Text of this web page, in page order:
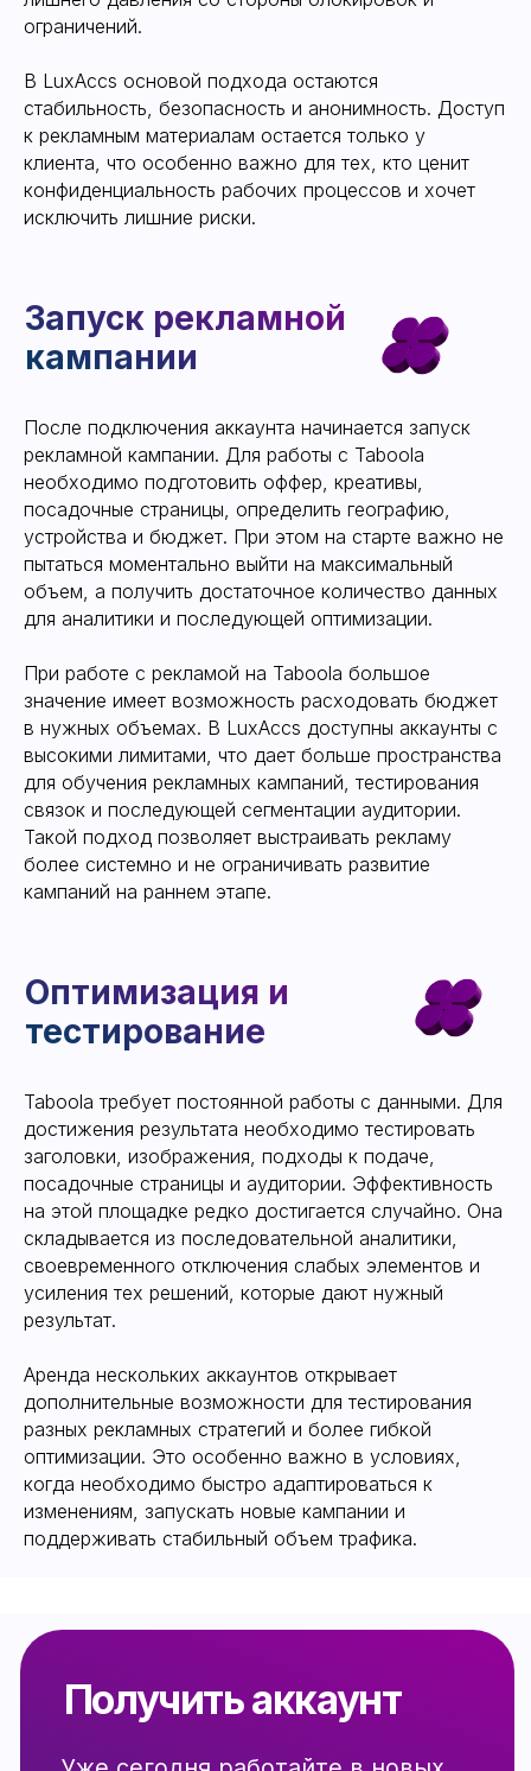
ограничений.
В LuxAccs основой подхода остаются
стабильность, безопасность и анонимность. Доступ
к рекламным материалам остается только у
клиента, что особенно важно для тех, кто ценит
конфиденциальность рабочих процессов и хочет
исключить лишние риски.
После подключения аккаунта начинается запуск
рекламной кампании. Для работы с Taboola
необходимо подготовить оффер, креативы,
посадочные страницы, определить географию,
устройства и бюджет. При этом на старте важно не
пытаться моментально выйти на максимальный
объем, а получить достаточное количество данных
для аналитики и последующей оптимизации.
При работе с рекламой на Taboola большое
значение имеет возможность расходовать бюджет
в нужных объемах. В LuxAccs доступны аккаунты с
высокими лимитами, что дает больше пространства
для обучения рекламных кампаний, тестирования
связок и последующей сегментации аудитории.
Такой подход позволяет выстраивать рекламу
более системно и не ограничивать развитие
кампаний на раннем этапе.
Taboola требует постоянной работы с данными. Для
достижения результата необходимо тестировать
заголовки, изображения, подходы к подаче,
посадочные страницы и аудитории. Эффективность
на этой площадке редко достигается случайно. Она
складывается из последовательной аналитики,
своевременного отключения слабых элементов и
усиления тех решений, которые дают нужный
результат.
Аренда нескольких аккаунтов открывает
дополнительные возможности для тестирования
разных рекламных стратегий и более гибкой
оптимизации. Это особенно важно в условиях,
когда необходимо быстро адаптироваться к
изменениям, запускать новые кампании и
поддерживать стабильный объем трафика.
баны и ограничения.
Оставьте свой контакт, менеджер
свяжется с вами для выдачи
кабинета или консультации по
нашему сервису
Плюсы Taboola как
рекламной площадки
Масштабируемость
Широкие возможности
для оптимизации
Подходящие условия для
разных вертикалей